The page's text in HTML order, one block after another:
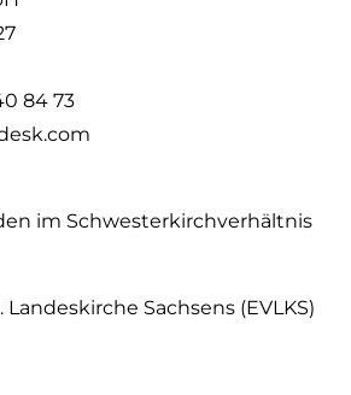
84 73
im Schwesterkirchverhältnis
Sachsens (EVLKS)